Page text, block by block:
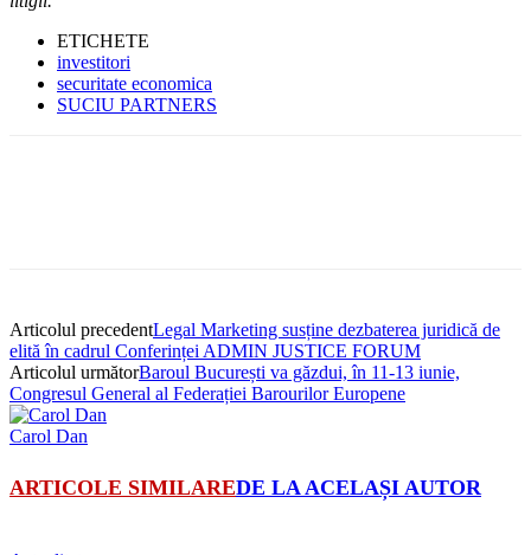
ETICHETE
investitori
securitate economica
SUCIU PARTNERS
Articolul precedentLegal Marketing susține dezbaterea juridică de
elită în cadrul Conferinței ADMIN JUSTICE FORUM
Articolul următorBaroul București va găzdui, în 11-13 iunie,
Congresul General al Federației Barourilor Europene
Carol Dan
ARTICOLE SIMILAREDE LA ACELAȘI AUTOR